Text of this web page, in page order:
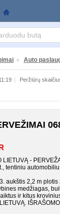
» Auto
|
Peržiūrų
LIETUVĄ -
tentiniu
aukštis 2,2 m
medžiagas,
ir kitus